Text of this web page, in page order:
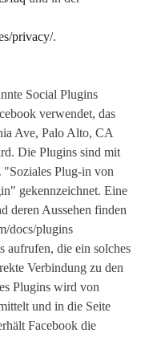
privacy/.
Social Plugins
verwendet, das
Ave, Palo Alto, CA
Die Plugins sind mit
"Soziales Plug-in von
gekennzeichnet. Eine
deren Aussehen finden
docs/plugins
aufrufen, die ein solches
Verbindung zu den
Plugins wird von
und in die Seite
Facebook die